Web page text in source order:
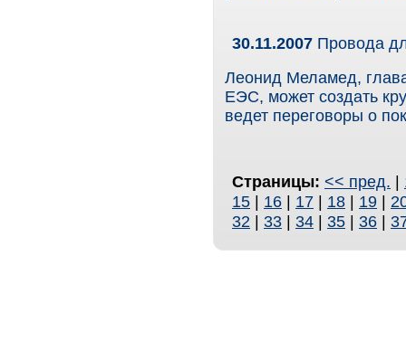
30.11.2007 Провода
Леонид Меламед,
ЕЭС, может создать
ведет переговоры о
Страницы: << пред. |
15 | 16 | 17 | 18 | 19 |
32 | 33 | 34 | 35 | 36 |